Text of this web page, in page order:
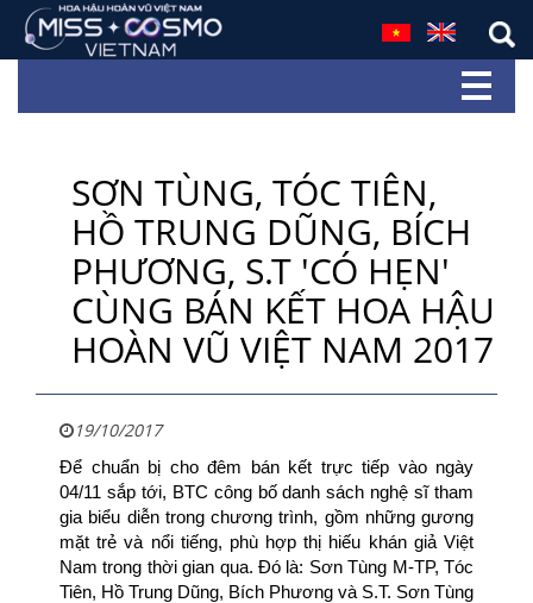
SƠN TÙNG, TÓC TIÊN,
HỒ TRUNG DŨNG, BÍCH
PHƯƠNG, S.T 'CÓ HẸN'
CÙNG BÁN KẾT HOA HẬU
HOÀN VŨ VIỆT NAM 2017
19/10/2017
Để chuẩn bị cho đêm bán kết trực tiếp vào ngày
04/11 sắp tới, BTC công bố danh sách nghệ sĩ tham
gia biểu diễn trong chương trình, gồm những gương
mặt trẻ và nổi tiếng, phù hợp thị hiếu khán giả Việt
Nam trong thời gian qua. Đó là: Sơn Tùng M-TP, Tóc
Tiên, Hồ Trung Dũng, Bích Phương và S.T. Sơn Tùng